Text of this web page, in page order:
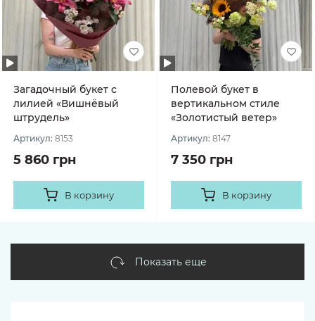
Загадочный букет с
лилией «Вишнёвый
штрудель»
Артикул: 8153
5 860 грн
В корзину
Полевой букет в
вертикальном стиле
«Золотистый ветер»
Артикул: 8147
7 350 грн
В корзину
Показать еще